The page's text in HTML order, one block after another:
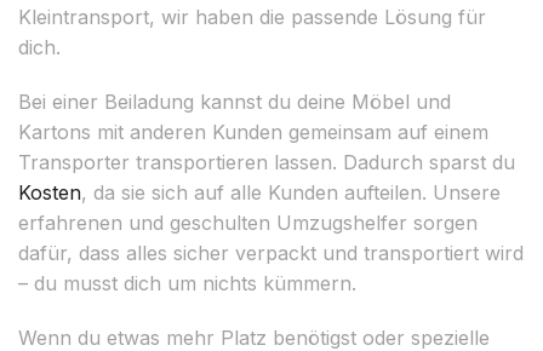
Kleintransport, wir haben die passende Lösung für
dich.
Bei einer Beiladung kannst du deine Möbel und
Kartons mit anderen Kunden gemeinsam auf einem
Transporter transportieren lassen. Dadurch sparst du
Kosten, da sie sich auf alle Kunden aufteilen. Unsere
erfahrenen und geschulten Umzugshelfer sorgen
dafür, dass alles sicher verpackt und transportiert wird
– du musst dich um nichts kümmern.
Wenn du etwas mehr Platz benötigst oder spezielle